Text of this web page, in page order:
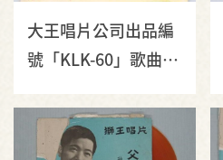
大王唱片公司出品編
號「KLK-60」歌曲專
集：許石編曲指揮》
唱片封套